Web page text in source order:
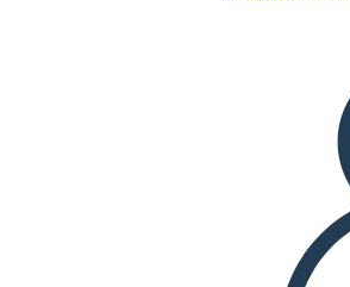
Kopieren Sie dieses
ERSTELLEN SIE EIN
DIASHOW
LIES